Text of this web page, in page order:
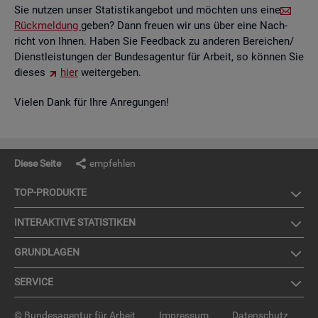
Sie nut­zen unser Sta­tis­tik­an­ge­bot und möch­ten uns eine
Rück­mel­dung geben? Dann freu­en wir uns über eine Nach­
richt von Ihnen. Haben Sie Feed­back zu an­de­ren Be­rei­chen/
Dienst­leis­tun­gen der Bun­des­agen­tur für Ar­beit, so kön­nen Sie
die­ses
hier wei­ter­ge­ben.
Vie­len Dank für Ihre An­re­gun­gen!
Diese Seite empfehlen
TOP-PRO­DUK­TE
IN­TER­AK­TI­VE STA­TIS­TI­KEN
GRUND­LA­GEN
SER­VICE
© Bundesagentur für Arbeit Impressum Datenschutz